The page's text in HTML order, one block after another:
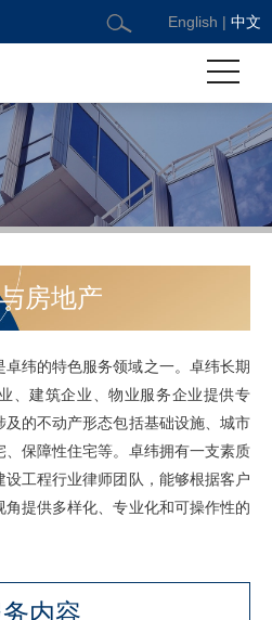
English | 中文
房地产
纬的特色服务领域之一。卓纬长期
、建筑企业、物业服务企业提供专
的不动产形态包括基础设施、城市
保障性住宅等。卓纬拥有一支素质
工程行业律师团队，能够根据客户
提供多样化、专业化和可操作性的
内容